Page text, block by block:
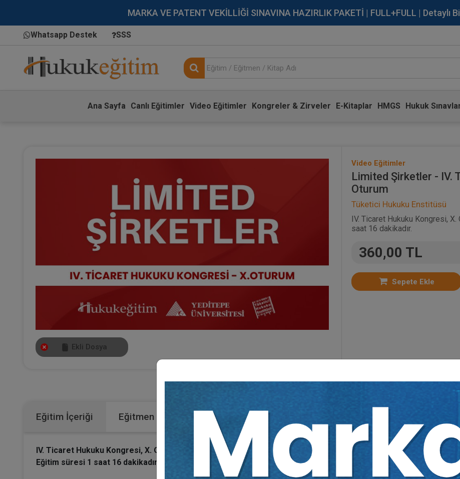
MARKA VE PATENT VEKİLLİĞİ SINAVINA HAZIRLIK PAKETİ | FULL+FULL | Detaylı
Whatsapp Destek SSS
Ana Sayfa Canlı Eğitimler Video Eğitimler Kongreler & Zirveler E-Kitaplar HMGS Hukuk
Ekli Dosya
Video Eğitimler
Limited Şirketler - IV.
Oturum
Tüketici Hukuku Enstitüsü
IV. Ticaret Hukuku Kongresi, X.
saat 16 dakikadır.
360,00 TL
Sepete Ekle
Eğitim İçeriği Eğitmen
IV. Ticaret Hukuku Kongresi, X. Oturumunun video kaydıdır.
Eğitim süresi 1 saat 16 dakikadır.